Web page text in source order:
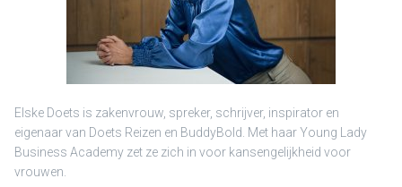
Elske Doets is zakenvrouw, spreker, schrijver, inspirator en
eigenaar van Doets Reizen en BuddyBold. Met haar Young Lady
Business Academy zet ze zich in voor kansengelijkheid voor
vrouwen.